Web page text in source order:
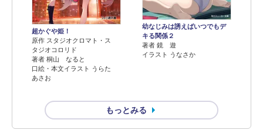
超かぐや姫！
原作 スタジオクロマト・ス
タジオコロリド
著者 桐山 なると
口絵・本文イラスト うらた
あさお
幼なじみは誘えばいつでもデ
キる関係２
著者 鏡 遊
イラスト うなさか
もっとみる